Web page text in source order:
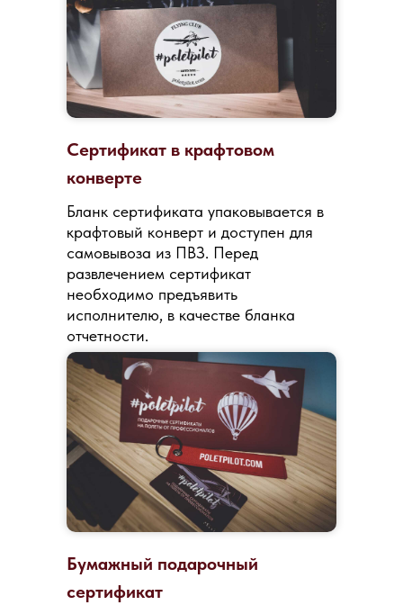
Бумажный подарочный
сертификат
Сертификат в крафтовом
конверте
Бланк сертификата упаковывается в
крафтовый конверт и доступен для
самовывоза из ПВЗ. Перед
развлечением сертификат
необходимо предъявить
исполнителю, в качестве бланка
отчетности.